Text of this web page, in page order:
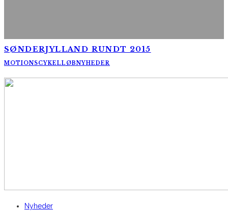
SØNDERJYLLAND RUNDT 2015
MOTIONSCYKELLØBNYHEDER
Nyheder